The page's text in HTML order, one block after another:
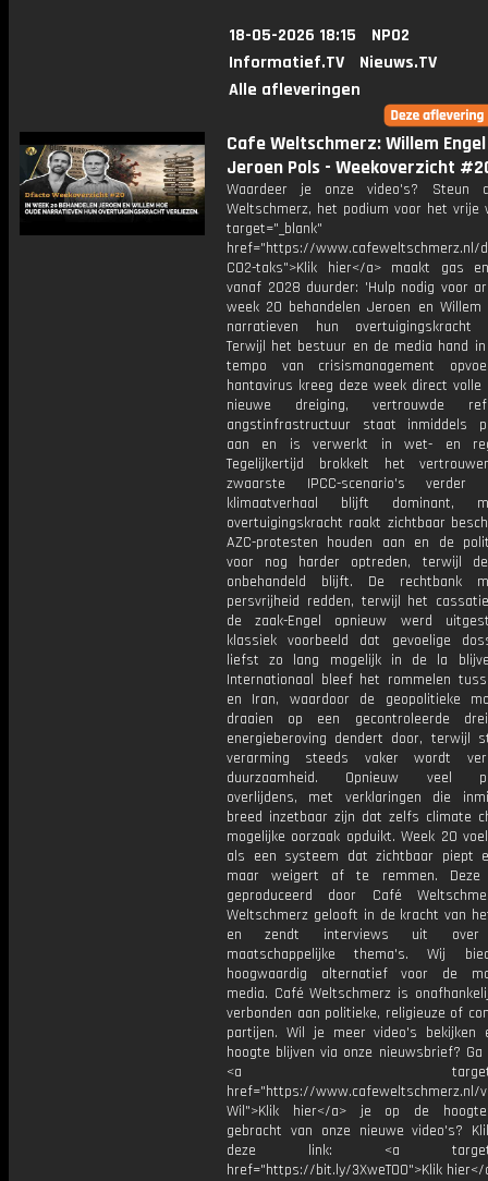
18-05-2026 18:15
NPO2
Informatief.TV
Nieuws.TV
Alle afleveringen
Cafe Weltschmerz: Willem
Jeroen Pols - Weekoverzicht
Waardeer je onze video's? Steun
Weltschmerz, het podium voor het vrije
target="_blank"
href="https://www.cafeweltschmerz.nl/
CO2-taks">Klik hier</a> maakt gas
vanaf 2028 duurder: 'Hulp nodig voor
week 20 behandelen Jeroen en Willem
narratieven hun overtuigingskracht
Terwijl het bestuur en de media hand
tempo van crisismanagement
hantavirus kreeg deze week direct volle
nieuwe dreiging, vertrouwde
angstinfrastructuur staat inmiddels
aan en is verwerkt in wet- en
Tegelijkertijd brokkelt het
zwaarste IPCC-scenario's
klimaatverhaal blijft dominant,
overtuigingskracht raakt zichtbaar
AZC-protesten houden aan en de
voor nog harder optreden, terwijl
onbehandeld blijft. De rechtbank
persvrijheid redden, terwijl het
de zaak-Engel opnieuw werd
klassiek voorbeeld dat gevoelige
liefst zo lang mogelijk in de la
Internationaal bleef het rommelen
en Iran, waardoor de geopolitieke
draaien op een gecontroleerde
energieberoving dendert door, terwijl
verarming steeds vaker wordt
duurzaamheid. Opnieuw veel
overlijdens, met verklaringen die
breed inzetbaar zijn dat zelfs climate
mogelijke oorzaak opduikt. Week 20
als een systeem dat zichtbaar piept
maar weigert af te remmen.
geproduceerd door Café
Weltschmerz gelooft in de kracht van
en zendt interviews uit over
maatschappelijke thema's. Wij
hoogwaardig alternatief voor de
media. Café Weltschmerz is
verbonden aan politieke, religieuze of
partijen. Wil je meer video's bekijken
hoogte blijven via onze nieuwsbrief? Ga
<a
href="https://www.cafeweltschmerz.nl/
Wil">Klik hier</a> je op de
gebracht van onze nieuwe video's?
deze link: <a
href="https://bit.ly/3XweTO0">Klik hier</